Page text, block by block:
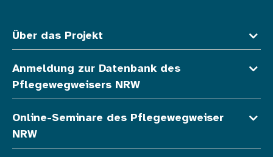
Über das Projekt
Anmeldung zur Datenbank des
Pflegewegweisers NRW
Online-Seminare des Pflegewegweiser
NRW